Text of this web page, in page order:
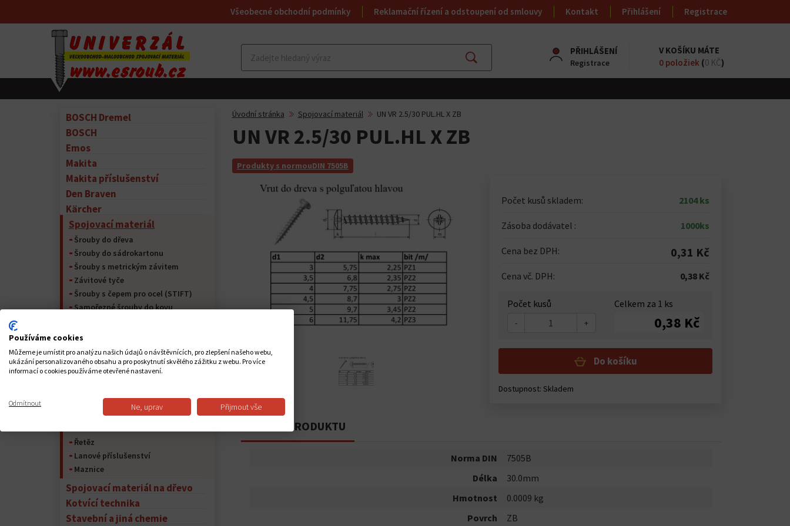
Všeobecné obchodní podmínky Reklamační řízení a odstoupení od smlouvy Kontakt Přihlášení Registrace
Najít
PŘIHLÁŠENÍ
Registrace
V KOŠÍKU MÁTE
0 položiek (0 KČ)
BOSCH Dremel
BOSCH
Emos
Makita
Makita příslušenství
Den Braven
Kärcher
Spojovací materiál
Šrouby do dřeva
Šrouby do sádrokartonu
Šrouby s metrickým závitem
Závitové tyče
Šrouby s čepem pro ocel (STIFT)
Samořezné šrouby do kovu
Podložky
Kolíky
Pojistný kroužek
Nýty
Spojovací materiál pro nábytek
Peří na hřídeli a péřová ocel
Řetěz
Lanové příslušenství
Maznice
Spojovací materiál na dřevo
Kotvící technika
Stavební a jiná chemie
Úvodní stránka Spojovací materiál UN VR 2.5/30 PUL.HL X ZB
UN VR 2.5/30 PUL.HL X ZB
Produkty s normouDIN 7505B
Počet kusů skladem: 2104 ks
Zásoba dodávatel : 1000ks
Cena bez DPH: 0,31 Kč
Cena vč. DPH: 0,38 Kč
Počet kusů
- +
Celkem za 1 ks
0,38 Kč
Do košíku
Dostupnost:Skladem
POPIS PRODUKTU
Norma DIN
7505B
Délka
30.0mm
Hmotnost
0.0009 kg
Povrch
ZB
Používáme cookies
Můžeme je umístit pro analýzu našich údajů o návštěvnících, pro zlepšení našeho webu,
ukázání personalizovaného obsahu a pro poskytnutí skvělého zážitku z webu. Pro více
informací o cookies používáme otevřené nastavení.
Odmítnout Ne, uprav Přijmout vše